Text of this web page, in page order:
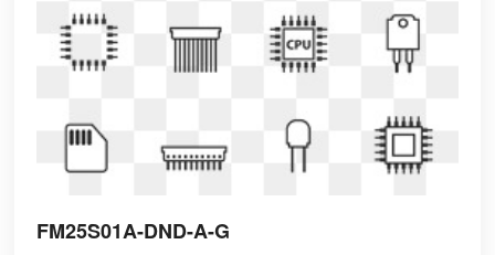
FM25S01A-DND-A-G